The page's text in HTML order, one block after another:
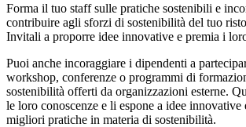
Forma il tuo staff sulle pratiche sostenibili e
contribuire agli sforzi di sostenibilità del tuo
Invitali a proporre idee innovative e premia i
Puoi anche incoraggiare i dipendenti a
workshop, conferenze o programmi di
sostenibilità offerti da organizzazioni esterne.
le loro conoscenze e li espone a idee innovative
migliori pratiche in materia di sostenibilità.